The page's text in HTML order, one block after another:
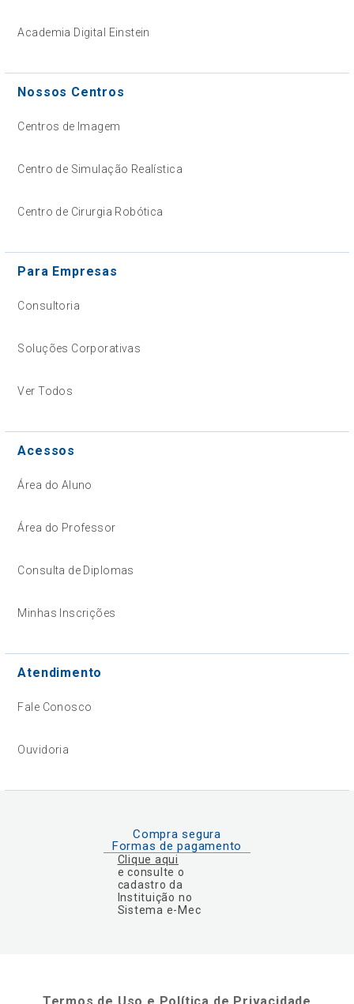
Academia Digital Einstein
Nossos Centros
Centros de Imagem
Centro de Simulação Realística
Centro de Cirurgia Robótica
Para Empresas
Consultoria
Soluções Corporativas
Ver Todos
Acessos
Área do Aluno
Área do Professor
Consulta de Diplomas
Minhas Inscrições
Atendimento
Fale Conosco
Ouvidoria
Compra segura
Formas de pagamento
Clique aqui
e consulte o
cadastro da
Instituição no
Sistema e-Mec